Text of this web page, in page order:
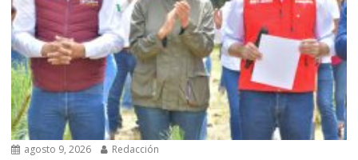
agosto 9, 2026 Redacción